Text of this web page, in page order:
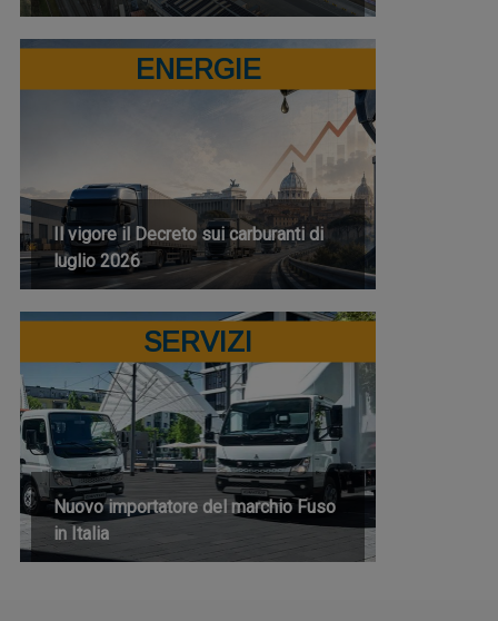
ENERGIE
Il vigore il Decreto sui carburanti di
luglio 2026
SERVIZI
Nuovo importatore del marchio Fuso
in Italia